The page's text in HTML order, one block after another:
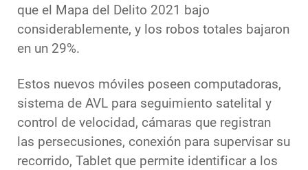
que el Mapa del Delito 2021 bajo
considerablemente, y los robos totales bajaron
en un 29%.
Estos nuevos móviles poseen computadoras,
sistema de AVL para seguimiento satelital y
control de velocidad, cámaras que registran
las persecusiones, conexión para supervisar su
recorrido, Tablet que permite identificar a los